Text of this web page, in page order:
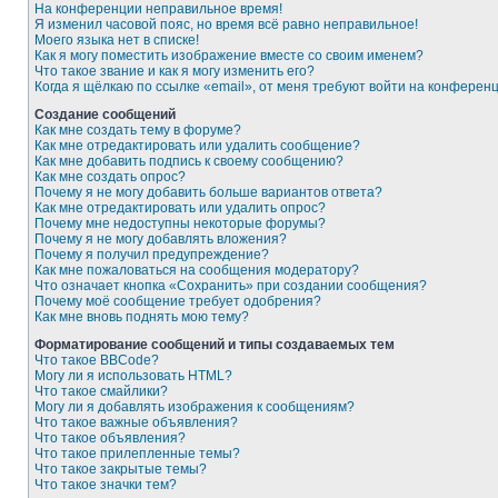
На конференции неправильное время!
Я изменил часовой пояс, но время всё равно неправильное!
Моего языка нет в списке!
Как я могу поместить изображение вместе со своим именем?
Что такое звание и как я могу изменить его?
Когда я щёлкаю по ссылке «email», от меня требуют войти на
Создание сообщений
Как мне создать тему в форуме?
Как мне отредактировать или удалить сообщение?
Как мне добавить подпись к своему сообщению?
Как мне создать опрос?
Почему я не могу добавить больше вариантов ответа?
Как мне отредактировать или удалить опрос?
Почему мне недоступны некоторые форумы?
Почему я не могу добавлять вложения?
Почему я получил предупреждение?
Как мне пожаловаться на сообщения модератору?
Что означает кнопка «Сохранить» при создании сообщения?
Почему моё сообщение требует одобрения?
Как мне вновь поднять мою тему?
Форматирование сообщений и типы создаваемых тем
Что такое BBCode?
Могу ли я использовать HTML?
Что такое смайлики?
Могу ли я добавлять изображения к сообщениям?
Что такое важные объявления?
Что такое объявления?
Что такое прилепленные темы?
Что такое закрытые темы?
Что такое значки тем?